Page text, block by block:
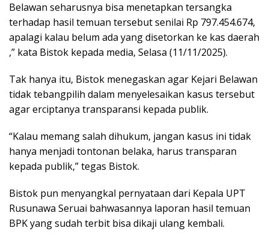
Belawan seharusnya bisa menetapkan tersangka
terhadap hasil temuan tersebut senilai Rp 797.454.674,
apalagi kalau belum ada yang disetorkan ke kas daerah
,” kata Bistok kepada media, Selasa (11/11/2025).
Tak hanya itu, Bistok menegaskan agar Kejari Belawan
tidak tebangpilih dalam menyelesaikan kasus tersebut
agar erciptanya transparansi kepada publik.
“Kalau memang salah dihukum, jangan kasus ini tidak
hanya menjadi tontonan belaka, harus transparan
kepada publik,” tegas Bistok.
Bistok pun menyangkal pernyataan dari Kepala UPT
Rusunawa Seruai bahwasannya laporan hasil temuan
BPK yang sudah terbit bisa dikaji ulang kembali.